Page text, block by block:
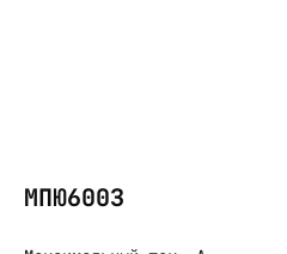
МПЮ600З